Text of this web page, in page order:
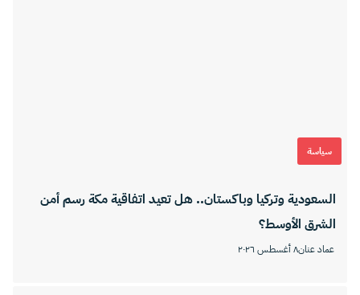
سياسة
السعودية وتركيا وباكستان.. هل تعيد اتفاقية مكة رسم أمن
الشرق الأوسط؟
عماد عنان٨ أغسطس ٢٠٢٦